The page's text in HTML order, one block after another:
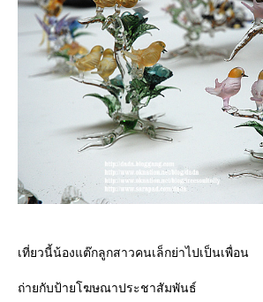
เที่ยวนี้น้องแต๊กลูกสาวคนเล็กย่าไปเป็นเพื่อน
ถ่ายกับป้ายโฆษณาประชาสัมพันธ์